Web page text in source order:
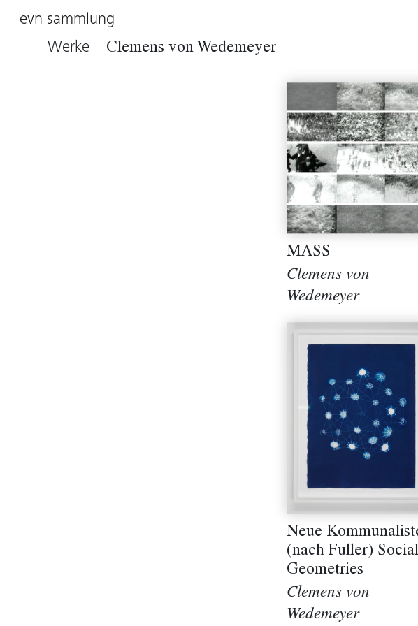
evn sammlung
Werke Clemens von Wedemeyer
MASS
Clemens von
Wedemeyer
Neue
(nach Fuller) Social
Geometries
Clemens von
Wedemeyer